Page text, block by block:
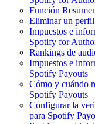
Función
Eliminar un
Impuestos e
Spotify for
Rankings de
Impuestos e
Spotify Payouts
Cómo y cuándo
Spotify Payouts
Configurar la
para Spotify